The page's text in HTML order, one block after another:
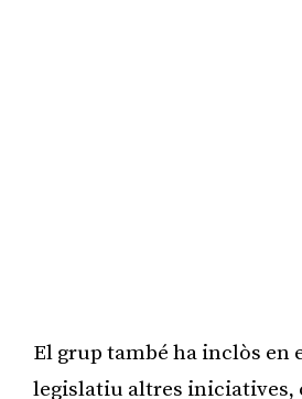
El grup també ha inclòs en
legislatiu altres iniciatives,